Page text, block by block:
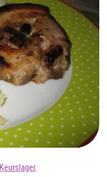
Keurslager.